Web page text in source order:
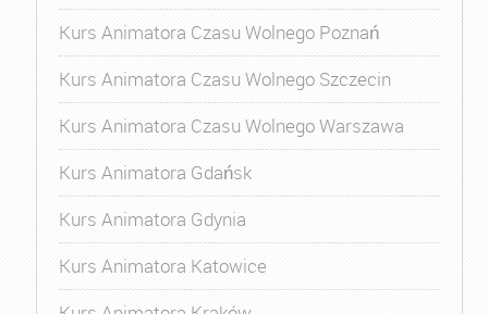
Kurs Animatora Czasu Wolnego Poznań
Kurs Animatora Czasu Wolnego Szczecin
Kurs Animatora Czasu Wolnego Warszawa
Kurs Animatora Gdańsk
Kurs Animatora Gdynia
Kurs Animatora Katowice